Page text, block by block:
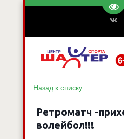
Назад к списку
Ретроматч -
волейбол!!!